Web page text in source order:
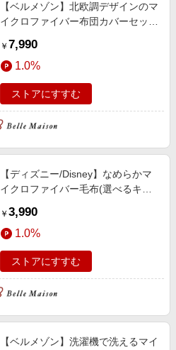
【ベルメゾン】北欧調デザインのマ
イクロファイバー布団カバーセット
￥ 7,990
1.0%
ストアにすすむ
【ディズニー/Disney】なめらかマ
イクロファイバー毛布(選べるキャ
￥ 3,990
1.0%
ストアにすすむ
【ベルメゾン】洗濯機で洗えるマイ